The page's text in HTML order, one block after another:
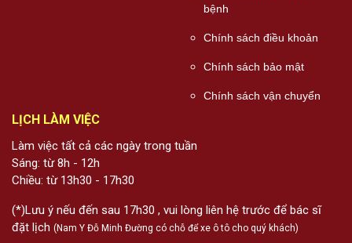
bệnh
Chính sách điều khoản
Chính sách bảo mật
Chính sách vận chuyển
LỊCH LÀM VIỆC
Làm việc tất cả các ngày trong tuần
Sáng: từ 8h - 12h
Chiều: từ 13h30 - 17h30
(*)Lưu ý nếu đến sau 17h30 , vui lòng liên hệ trước để bác sĩ
đặt lịch (Nam Y Đỗ Minh Đường có chỗ để xe ô tô cho quý khách)